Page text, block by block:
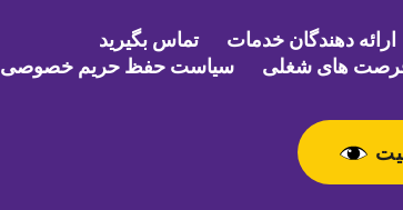
تعیینی
تماس بگیرید ارائه دهندگان خدمات
سیاست حفظ حریم خصوصی
های شغلی